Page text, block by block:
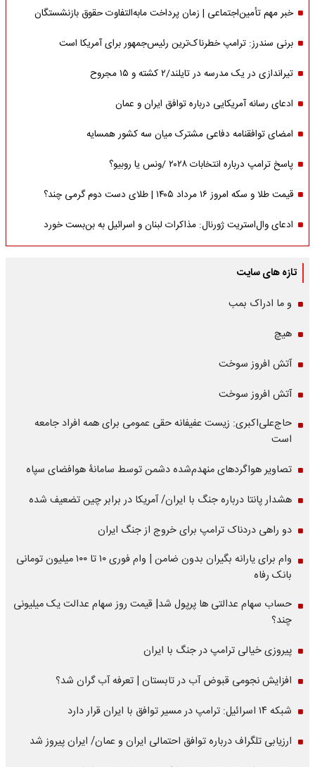
خبر مهم تأمین‌اجتماعی | زمان پرداخت مابه‌التفاوت حقوق بازنشستگان
برنی سندرز: ترامپ خطرناک‌ترین رئیس‌جمهور برای آمریکا است
تیراندازی در یک مدرسه در تایلند/۲ کشته و ۱۵ مجروح
ادعای رسانه آمریکایی درباره توافق ایران و عمان
امضای توافقنامه دفاعی مشترک میان سه کشور همسایه
پاسخ ترامپ درباره انتخابات ۲۰۲۸ /ونس یا روبیو؟
قیمت طلا و سکه امروز ۱۶ مرداد ۱۴۰۵ | طلای دست دوم گرمی چند؟
ادعای وال‌استریت ژورنال: مذاکرات لبنان و اسرائیل به بن‌بست خورد
تازه های سایت
و ما ادراک بمب
هیچ
آتش افروز سوخت
آتش افروز سوخت
حاج‌علی‌اکبری: زیست عفیفانه حقی عمومی برای همه افراد جامعه
است
تصاویر هواگردهای منهدم‌شده دشمن توسط سامانۀ هوافضای سپاه
هشدار پانتا درباره جنگ با ایران/ آمریکا در برابر چین تضعیف شده
دو راهی دردناک ترامپ برای خروج از جنگ ایران
وام برای یارانه بگیران بدون ضامن | وام فوری ۱۰ تا ۱۰۰ میلیون تومانی
بانک رفاه
حساب سهام عدالتی ها پرپول شد| قیمت روز سهام عدالت یک میلیونی
چند؟
پیروزی خیالی ترامپ در جنگ با ایران
افزایش نجومی قبوض آب در تابستان | تعرفه آب گران شد؟
شبکه ۱۴ اسرائیل: ترامپ در مسیر توافق با ایران قرار دارد
ارزیابی تلگراف درباره توافق احتمالی ایران و عمان/ ایران پیروز شد